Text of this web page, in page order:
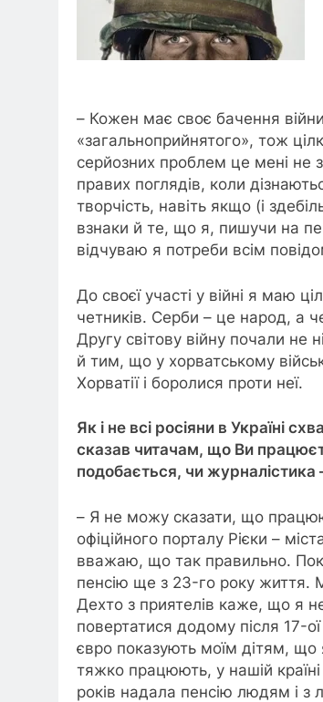
– Кожен має своє бачення
«загальноприйнятого», тож
серйозних проблем це мені не
правих поглядів, коли
творчість, навіть якщо (і
взнаки й те, що я, пишучи на
відчуваю я потреби всім
До своєї участі у війні я маю
четників. Серби – це народ, а
Другу світову війну почали не
й тим, що у хорватському
Хорватії і боролися проти неї.
Як і не всі росіяни в Україні
сказав читачам, що Ви
подобається, чи журналістика
– Я не можу сказати, що
офіційного порталу Рієки –
вважаю, що так правильно.
пенсію ще з 23-го року життя.
Дехто з приятелів каже, що я
повертатися додому після 17-
євро показують моїм дітям,
тяжко працюють, у нашій
років надала пенсію людям і з